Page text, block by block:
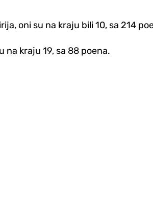
oni su na kraju bili 10, sa 214
kraju 19, sa 88 poena.